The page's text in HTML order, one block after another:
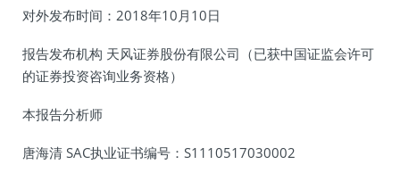
对外发布时间：2018年10月10日
报告发布机构 天风证券股份有限公司（已获中国证监会许可
的证券投资咨询业务资格）
本报告分析师
唐海清 SAC执业证书编号：S1110517030002